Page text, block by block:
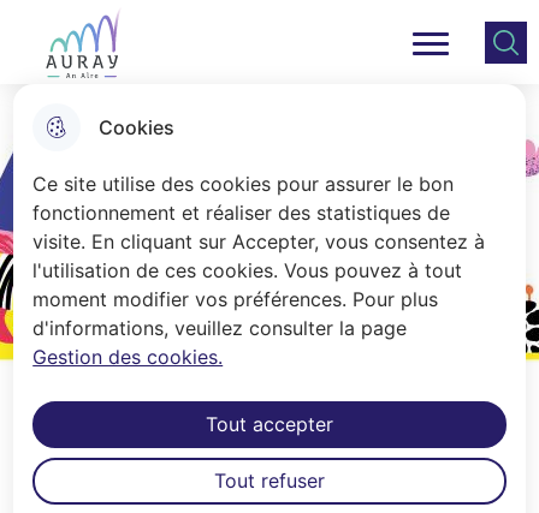
Cookies
Ce site utilise des cookies pour assurer le bon
fonctionnement et réaliser des statistiques de
visite. En cliquant sur Accepter, vous consentez à
l'utilisation de ces cookies. Vous pouvez à tout
moment modifier vos préférences. Pour plus
d'informations, veuillez consulter la page
Gestion des cookies.
Tout accepter
Tout refuser
Aller
au
menu
Consulter
le plan
Ville Auray Menu principal